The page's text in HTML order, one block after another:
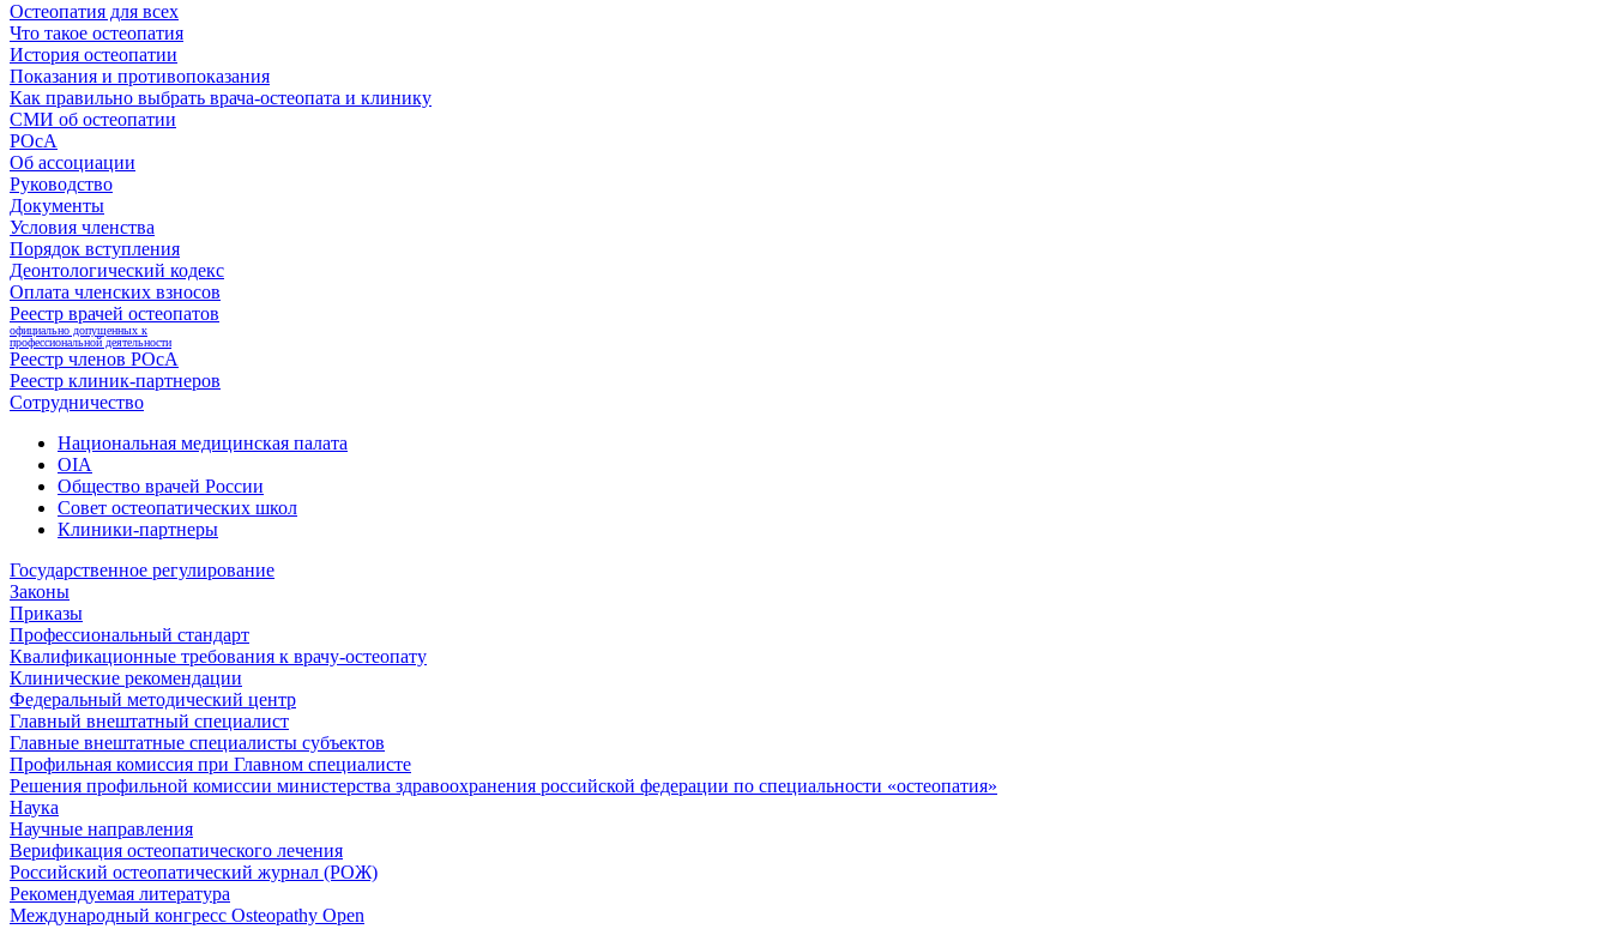
Остеопатия для всех
Что такое остеопатия
История остеопатии
Показания и противопоказания
Как правильно выбрать врача-остеопата и клинику
СМИ об остеопатии
РОсА
Об ассоциации
Руководство
Документы
Условия членства
Порядок вступления
Деонтологический кодекс
Оплата членских взносов
Реестр врачей остеопатов
официально допущенных к
профессиональной деятельности
Реестр членов РОсА
Реестр клиник-партнеров
Сотрудничество
Национальная медицинская палата
OIA
Общество врачей России
Совет остеопатических школ
Клиники-партнеры
Государственное регулирование
Законы
Приказы
Профессиональный стандарт
Квалификационные требования к врачу-остеопату
Клинические рекомендации
Федеральный методический центр
Главный внештатный специалист
Главные внештатные специалисты субъектов
Профильная комиссия при Главном специалисте
Решения профильной комиссии министерства здравоохранения российской федерации по специальности «остеопатия»
Наука
Научные направления
Верификация остеопатического лечения
Российский остеопатический журнал (РОЖ)
Рекомендуемая литература
Международный конгресс Osteopathy Open